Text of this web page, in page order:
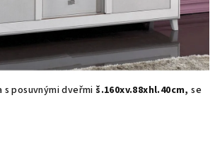
s posuvnými dveřmiš.160xv.88xhl.40cm, se